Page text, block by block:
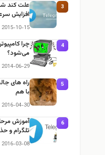
علت كند شدن
افزايش سرعت آن
2015-10-15
می‌شود؟
2014-06-29
راه های جالب ارتباط
با هم
2016-04-30
آموزش مرحله به
تلگرام و حذف آن
2016-03-08